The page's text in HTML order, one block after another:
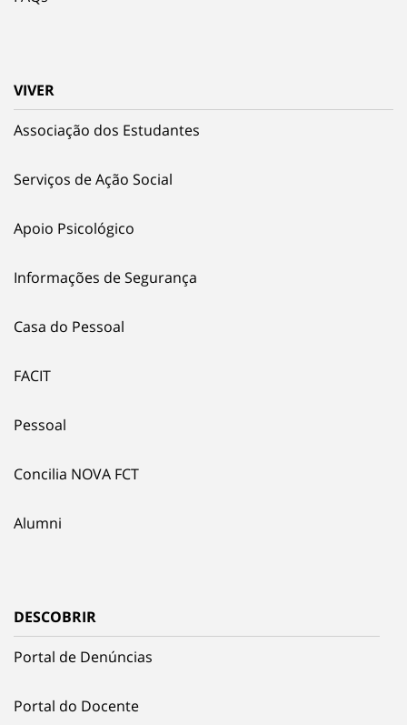
VIVER
Associação dos Estudantes
Serviços de Ação Social
Apoio Psicológico
Informações de Segurança
Casa do Pessoal
FACIT
Pessoal
Concilia NOVA FCT
Alumni
DESCOBRIR
Portal de Denúncias
Portal do Docente